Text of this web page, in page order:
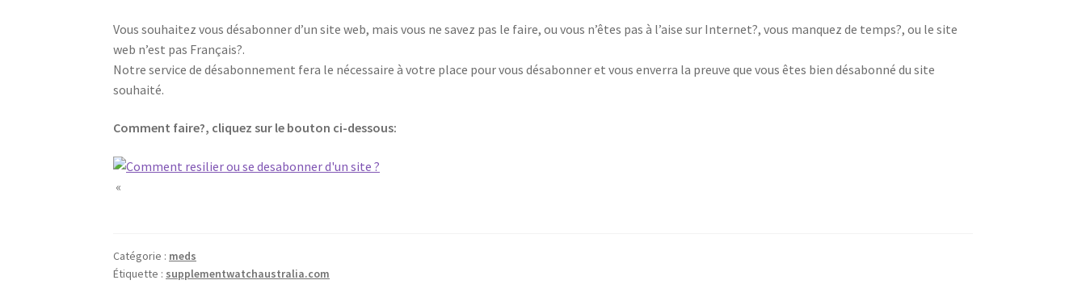
Vous souhaitez vous désabonner d’un site web, mais vous ne savez pas le faire, ou vous n’êtes pas à l’aise sur Internet?, vous manquez de temps?, ou le site
web n’est pas Français?.
Notre service de désabonnement fera le nécessaire à votre place pour vous désabonner et vous enverra la preuve que vous êtes bien désabonné du site
souhaité.
Comment faire?, cliquez sur le bouton ci-dessous:
«
Catégorie : meds
Étiquette : supplementwatchaustralia.com